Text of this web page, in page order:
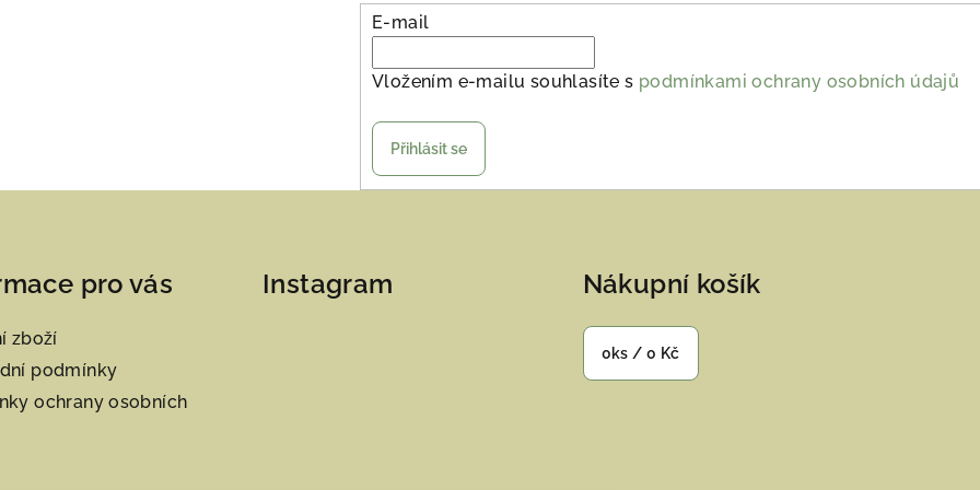
E-mail
Vložením e-mailu souhlasíte s podmínkami ochrany osobních údajů
Přihlásit se
pro vás
zboží
podmínky
ochrany osobních
Instagram Nákupní košík
0ks / 0 Kč